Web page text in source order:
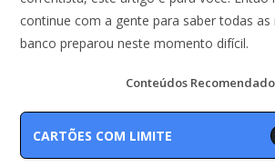
continue com a gente para saber todas as
banco preparou neste momento difícil.
Conteúdos
CARTÕES COM LIMITE